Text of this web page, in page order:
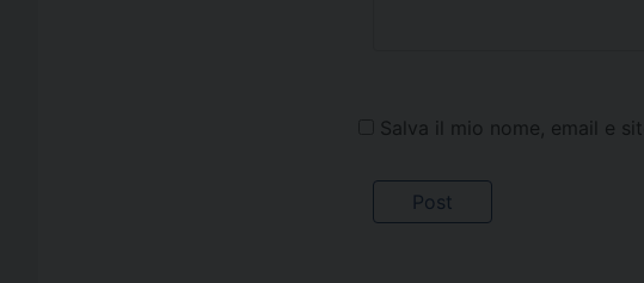
Salva il mio nome, email e